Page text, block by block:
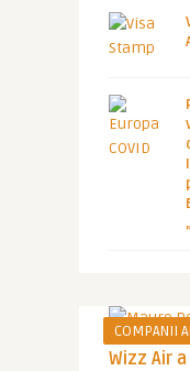
COMPANII
Wizz Air